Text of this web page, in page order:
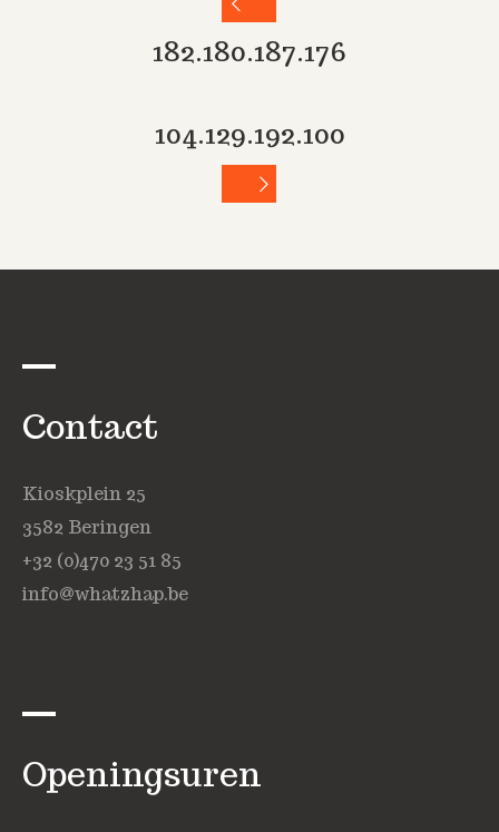
182.180.187.176
104.129.192.100
Contact
Kioskplein 25
3582 Beringen
+32 (0)470 23 51 85
info@whatzhap.be
Openingsuren